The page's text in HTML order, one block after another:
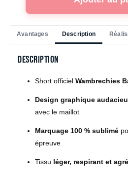
Avantages Description
Description
Short officiel Wambrechies
Design graphique
avec le maillot
Marquage 100 % sublimé
épreuve
Tissu léger, respirant et